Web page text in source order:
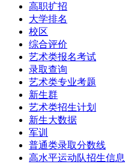
高职扩招
大学排名
校区
综合评价
艺术类报名考试
录取查询
艺术类专业考题
新生群
艺术类招生计划
新生大数据
军训
普通类录取分数线
高水平运动队招生信息